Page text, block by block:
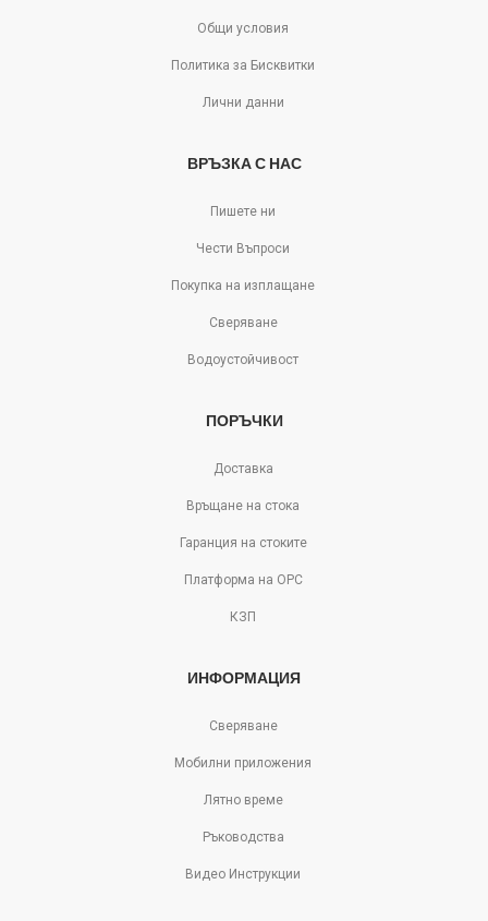
Общи условия
Политика за Бисквитки
Лични данни
ВРЪЗКА С НАС
Пишете ни
Чести Въпроси
Покупка на изплащане
Сверяване
Водоустойчивост
ПОРЪЧКИ
Доставка
Връщане на стока
Гаранция на стоките
Платформа на ОРС
КЗП
ИНФОРМАЦИЯ
Сверяване
Мобилни приложения
Лятно време
Ръководства
Видео Инструкции